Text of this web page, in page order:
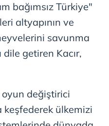
bağımsız Türkiye"
altyapının ve
savunma
dile getiren Kacır,
değiştirici
ülkemizi